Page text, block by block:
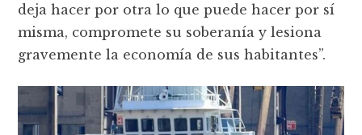
deja hacer por otra lo que puede hacer por sí
misma, compromete su soberanía y lesiona
gravemente la economía de sus habitantes”.